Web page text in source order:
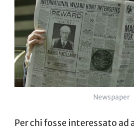
Newspaper
Per chi fosse interessato ad